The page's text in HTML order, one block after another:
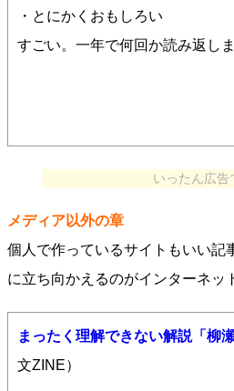
・とにかくおもしろい
すごい。一年で何回か読み返しま
いったん広告
メディア以外の章
個人で作っているサイトもいい記
に立ち向かえるのがインターネッ
まったく理解できない解説「柳
文ZINE）